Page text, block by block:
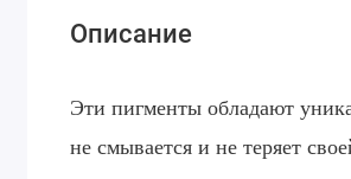
Описание
Эти пигменты обладают
не смывается и не теряет